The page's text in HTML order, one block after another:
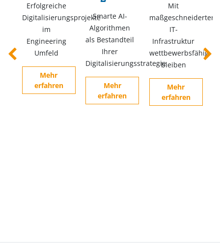
Erfolgreiche
Digitalisierungsprojekte
im
Engineering
Umfeld
Mehr
erfahren
Smarte AI-
Algorithmen
als Bestandteil
Ihrer
Digitalisierungsstrategie
Mehr
erfahren
Mit
maßgeschneiderter
IT-
Infrastruktur
wettbewerbsfähig
bleiben
Mehr
erfahren
Previous Next